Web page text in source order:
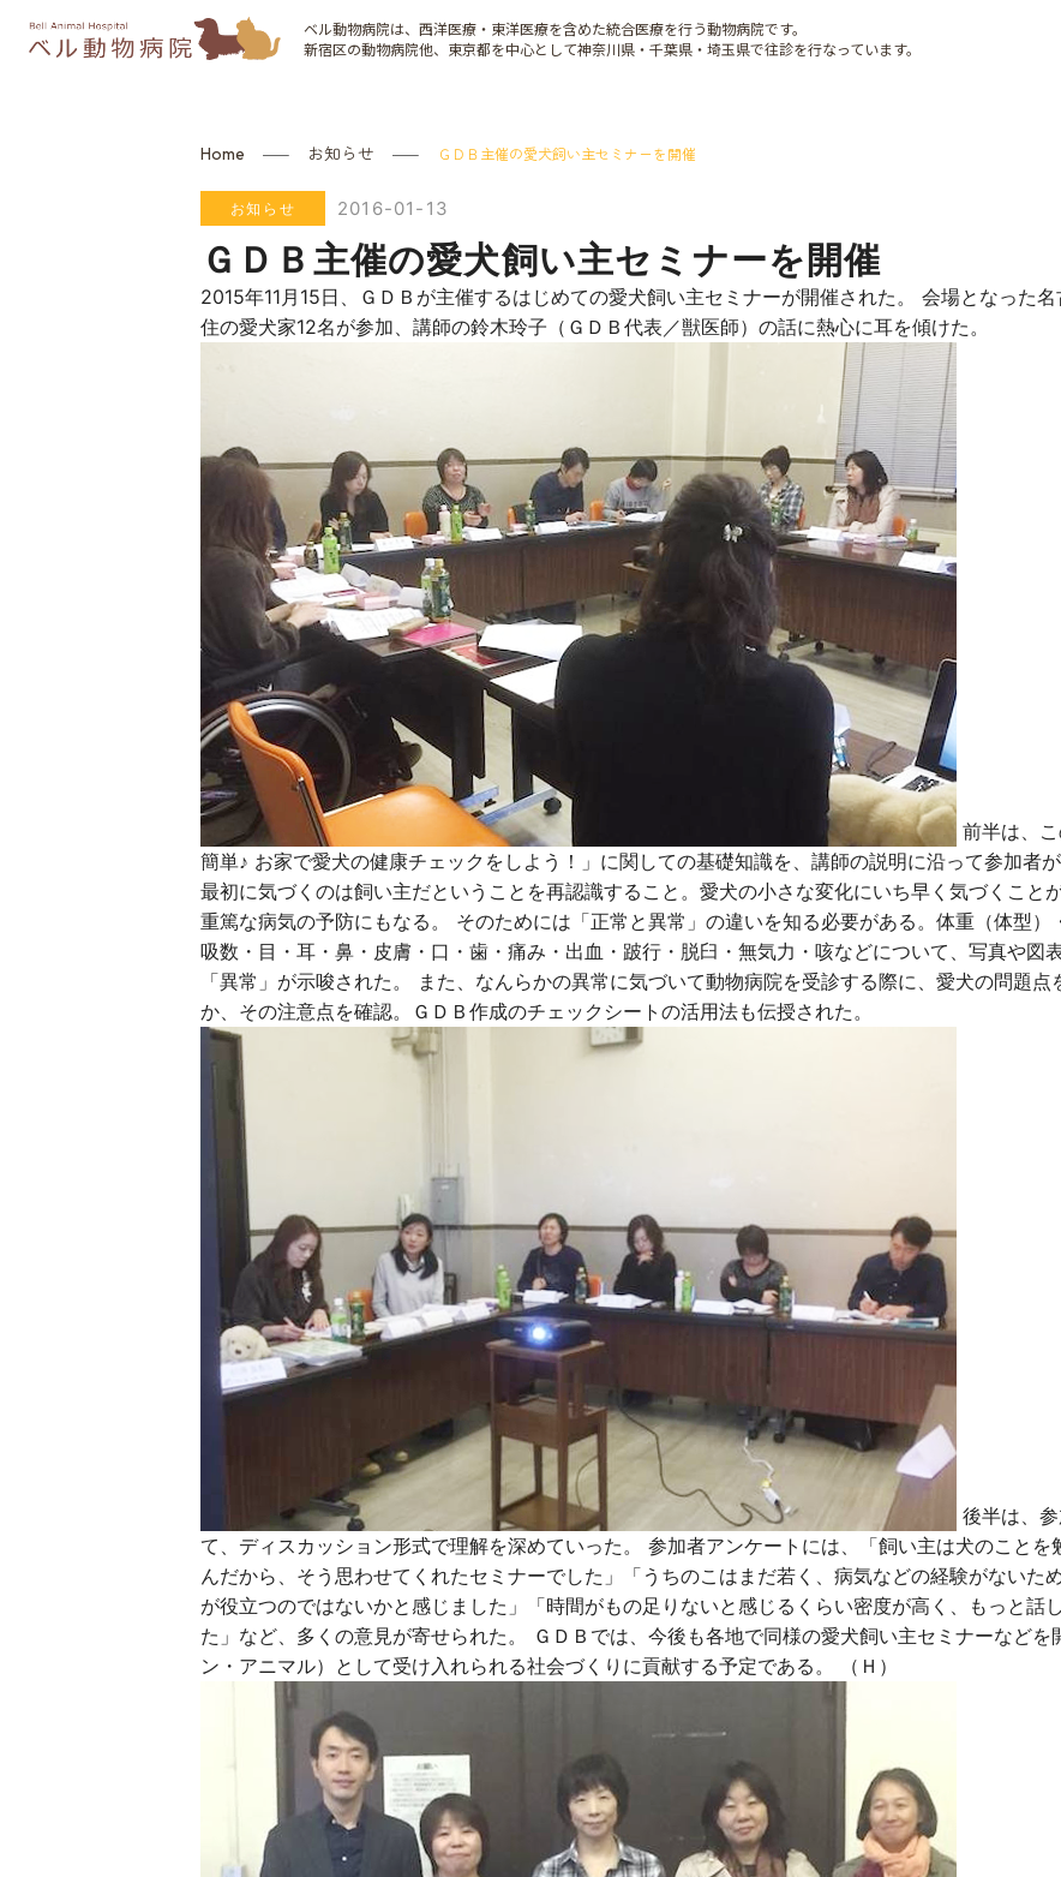
ベル動物病院は、西洋医療・東洋医療を含めた統合医療を行う動物病院です。
新宿区の動物病院他、東京都を中心として神奈川県・千葉県・埼玉県で往診を行なっています。
Home お知らせ ＧＤＢ主催の愛犬飼い主セミナーを開催
お知らせ 2016-01-13
ＧＤＢ主催の愛犬飼い主セミナーを開催
2015年11月15日、ＧＤＢが主催するはじめての愛犬飼い主セミナーが開催された。 会場となった
住の愛犬家12名が参加、講師の鈴木玲子（ＧＤＢ代表／獣医師）の話に熱心に耳を傾けた。
前半は、
簡単♪ お家で愛犬の健康チェックをしよう！」に関しての基礎知識を、講師の説明に沿って参加者
最初に気づくのは飼い主だということを再認識すること。愛犬の小さな変化にいち早く気づくこと
重篤な病気の予防にもなる。 そのためには「正常と異常」の違いを知る必要がある。体重（体型
吸数・目・耳・鼻・皮膚・口・歯・痛み・出血・跛行・脱臼・無気力・咳などについて、写真や図
「異常」が示唆された。 また、なんらかの異常に気づいて動物病院を受診する際に、愛犬の問題
か、その注意点を確認。ＧＤＢ作成のチェックシートの活用法も伝授された。
後半は、
て、ディスカッション形式で理解を深めていった。 参加者アンケートには、「飼い主は犬のこと
んだから、そう思わせてくれたセミナーでした」「うちのこはまだ若く、病気などの経験がないた
が役立つのではないかと感じました」「時間がもの足りないと感じるくらい密度が高く、もっと話
た」など、多くの意見が寄せられた。 ＧＤＢでは、今後も各地で同様の愛犬飼い主セミナーなど
ン・アニマル）として受け入れられる社会づくりに貢献する予定である。 （Ｈ）